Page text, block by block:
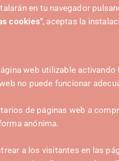
en tu navegador
cookies", aceptas la
web utilizable
no puede funcionar
de páginas web a
anónima.
a los visitantes en las